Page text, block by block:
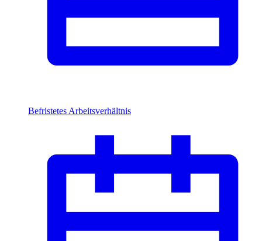
Befristetes Arbeitsverhältnis